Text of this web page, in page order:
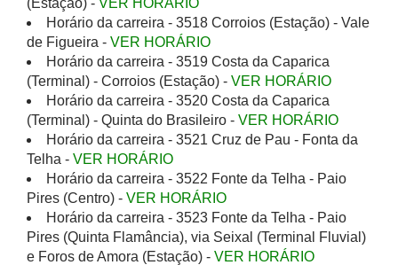
(Estação) - VER HORÁRIO
Horário da carreira - 3518 Corroios (Estação) - Vale
de Figueira - VER HORÁRIO
Horário da carreira - 3519 Costa da Caparica
(Terminal) - Corroios (Estação) - VER HORÁRIO
Horário da carreira - 3520 Costa da Caparica
(Terminal) - Quinta do Brasileiro - VER HORÁRIO
Horário da carreira - 3521 Cruz de Pau - Fonta da
Telha - VER HORÁRIO
Horário da carreira - 3522 Fonte da Telha - Paio
Pires (Centro) - VER HORÁRIO
Horário da carreira - 3523 Fonte da Telha - Paio
Pires (Quinta Flamância), via Seixal (Terminal Fluvial)
e Foros de Amora (Estação) - VER HORÁRIO